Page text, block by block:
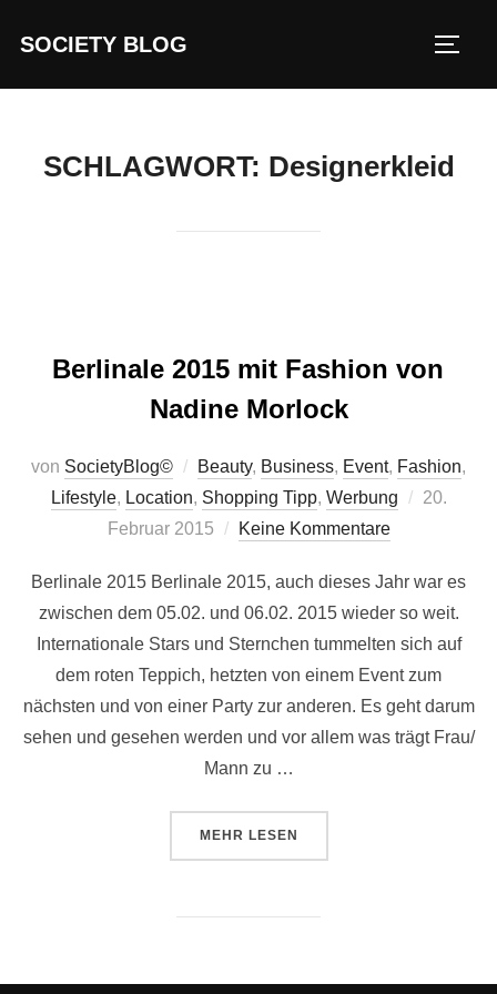
InhaltSOCIETY BLOG
SCHLAGWORT: Designerkleid
Berlinale 2015 mit Fashion von
Nadine Morlock
von SocietyBlog© Beauty, Business, Event, Fashion,
Lifestyle, Location, Shopping Tipp, Werbung
20.
Februar 2015
Keine Kommentare
Berlinale 2015 Berlinale 2015, auch dieses Jahr war es
zwischen dem 05.02. und 06.02. 2015 wieder so weit.
Internationale Stars und Sternchen tummelten sich auf
dem roten Teppich, hetzten von einem Event zum
nächsten und von einer Party zur anderen. Es geht darum
sehen und gesehen werden und vor allem was trägt Frau/
Mann zu …
MEHR ÜBER „BERLINALE 2015 MIT
LESEN